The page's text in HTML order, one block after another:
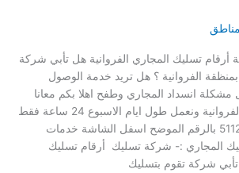
أرقام تسليك المجاري الفروانية هل تأبي شركة
الفروانية ؟ هل تريد خدمة الوصول
انسداد المجاري وطفح اهلا بكم معانا
فنحن متواجدوان فى الفروانية ونعمل طول ايام الاسبوع 24 ساعة فقط
اتصل الان علي 51120552 بالرقم الموضح اسفل الشاشة خدمات
المجاري :- شركة تسليك أرقام تسليك
تأبي شركة تقوم بتسليك